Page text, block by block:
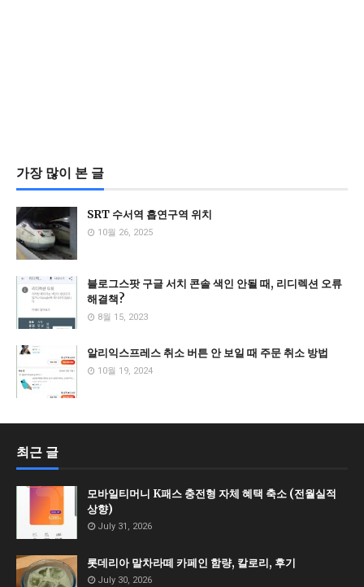
가장 많이 본 글
SRT 수서역 흡연구역 위치
10월 26, 2025
블로그스팟 구글 서치 콘솔 색인 안될 때, 리디렉션 오류
해결책?
8월 15, 2023
알리익스프레스 취소 버튼 안 보일 때 주문 취소 방법
10월 19, 2024
최근 글
모바일티머니 K패스 충전형 자체 혜택 축소 (전월실적
상향)
July 31, 2026
롯데리아 말차라떼 카페인 함량, 칼로리, 후기
July 30, 2026